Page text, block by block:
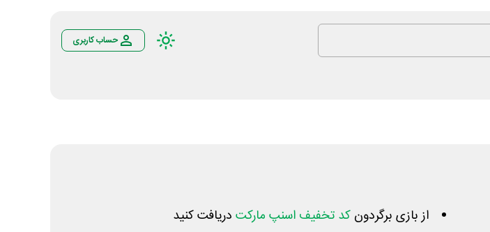
حساب کاربری
از بازی برگردون کد تخفیف اسنپ مارکت دریافت کنید